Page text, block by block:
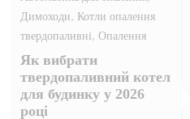
Димоходи, Котли опалення
твердопаливні, Опалення
Як вибрати
твердопаливний котел
для будинку у 2026
році